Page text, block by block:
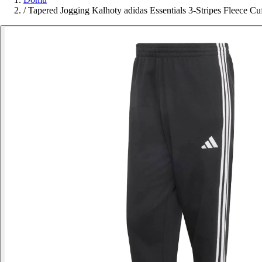
/ Tapered Jogging Kalhoty adidas Essentials 3-Stripes Fleece